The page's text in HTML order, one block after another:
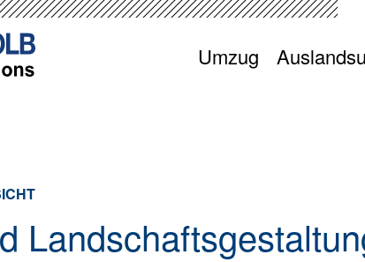
Umzug
Facility & Office
Qualitätsversprechen